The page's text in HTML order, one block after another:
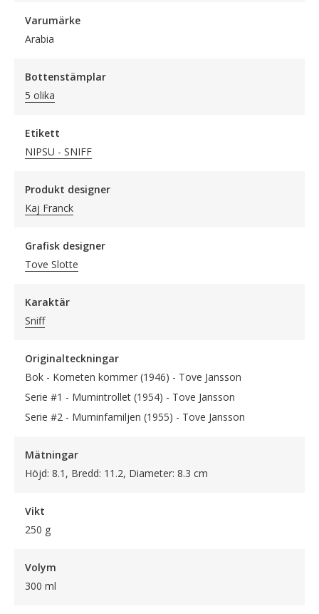
Varumärke
Arabia
Bottenstämplar
5 olika
Etikett
NIPSU - SNIFF
Produkt designer
Kaj Franck
Grafisk designer
Tove Slotte
Karaktär
Sniff
Originalteckningar
Bok - Kometen kommer (1946) - Tove Jansson
Serie #1 - Mumintrollet (1954) - Tove Jansson
Serie #2 - Muminfamiljen (1955) - Tove Jansson
Mätningar
Höjd: 8.1, Bredd: 11.2, Diameter: 8.3 cm
Vikt
250 g
Volym
300 ml